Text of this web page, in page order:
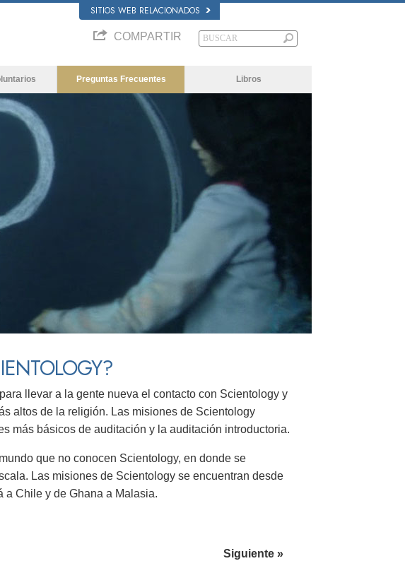
SITIOS WEB RELACIONADOS
COMPARTIR
Preguntas Frecuentes Libros
llevar a la gente nueva el contacto con Scientology y
altos de la religión. Las misiones de Scientology
más básicos de auditación y la auditación introductoria.
que no conocen Scientology, en donde se
Las misiones de Scientology se encuentran desde
a Chile y de Ghana a Malasia.
Siguiente »